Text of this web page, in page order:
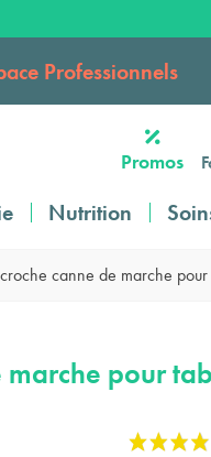
Professionnels
Promos
Nutrition
canne de marche pour
marche pour